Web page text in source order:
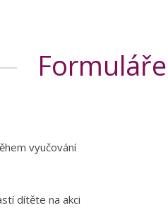
Formuláře
vyučování
dítěte na akci